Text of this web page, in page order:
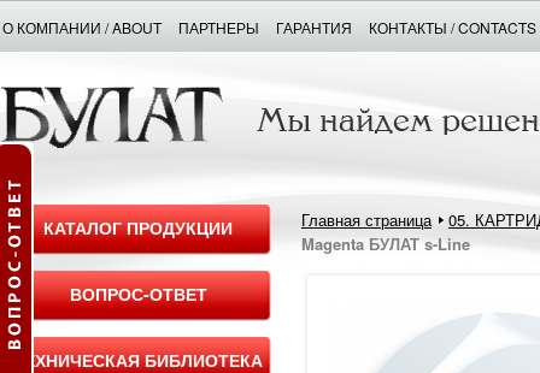
О КОМПАНИИ / ABOUT ПАРТНЕРЫ ГАРАНТИЯ КОНТАКТЫ / CONTACTS
КАТАЛОГ ПРОДУКЦИИ
ВОПРОС-ОТВЕТ
ТЕХНИЧЕСКАЯ БИБЛИОТЕКА
Главная страница
05.
Magenta БУЛАТ s-Line